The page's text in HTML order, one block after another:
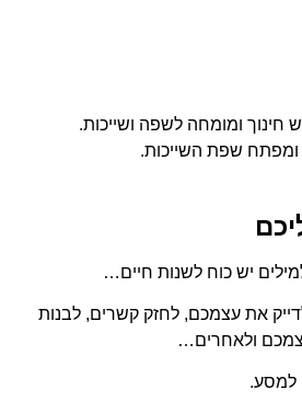
חינוך ומומחה לשפה ושייכות.
ומפתח שפת השייכות.
יש כוח לשנות חיים…
את עצמכם, לחזק קשרים, לבנות
ולאחרים…
למסע.